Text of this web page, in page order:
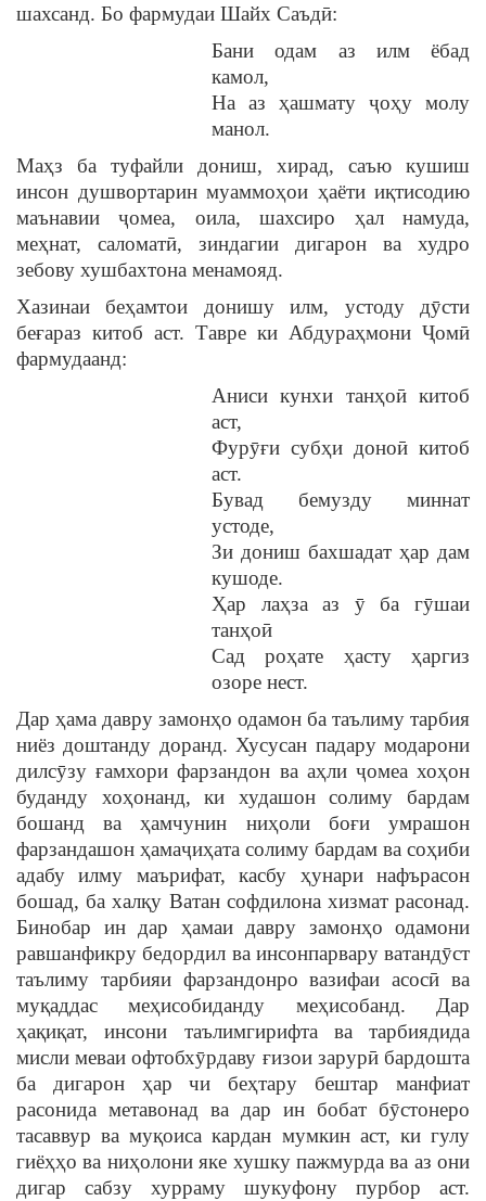
шахсанд. Бо фармудаи Шайх Саъдӣ:
Бани одам аз илм ёбад
камол,
На аз ҳашмату ҷоҳу молу
манол.
Маҳз ба туфайли дониш, хирад, саъю кушиш
инсон душвортарин муаммоҳои ҳаёти иқтисодию
маънавии ҷомеа, оила, шахсиро ҳал намуда,
меҳнат, саломатӣ, зиндагии дигарон ва худро
зебову хушбахтона менамояд.
Хазинаи беҳамтои донишу илм, устоду дӯсти
беғараз китоб аст. Тавре ки Абдураҳмони Ҷомӣ
фармудаанд:
Аниси кунxи танҳоӣ китоб
аст,
Фурӯғи субҳи доноӣ китоб
аст.
Бувад бемузду миннат
устоде,
Зи дониш бахшадат ҳар дам
кушоде.
Ҳар лаҳза аз ӯ ба гӯшаи
танҳоӣ
Сад роҳате ҳасту ҳаргиз
озоре нест.
Дар ҳама давру замонҳо одамон ба таълиму тарбия
ниёз доштанду доранд. Хусусан падару модарони
дилсӯзу ғамхори фарзандон ва аҳли ҷомеа хоҳон
буданду хоҳонанд, ки худашон солиму бардам
бошанд ва ҳамчунин ниҳоли боғи умрашон
фарзандашон ҳамаҷиҳата солиму бардам ва соҳиби
адабу илму маърифат, касбу ҳунари нафърасон
бошад, ба халқу Ватан софдилона хизмат расонад.
Бинобар ин дар ҳамаи давру замонҳо одамони
равшанфикру бедордил ва инсонпарвару ватандӯст
таълиму тарбияи фарзандонро вазифаи асосӣ ва
муқаддас меҳисобиданду меҳисобанд. Дар
ҳақиқат, инсони таълимгирифта ва тарбиядида
мисли меваи офтобхӯрдаву ғизои зарурӣ бардошта
ба дигарон ҳар чи беҳтару бештар манфиат
расонида метавонад ва дар ин бобат бӯстонеро
тасаввур ва муқоиса кардан мумкин аст, ки гулу
гиёҳҳо ва ниҳолони яке хушку пажмурда ва аз они
дигар сабзу хурраму шукуфону пурбор аст.